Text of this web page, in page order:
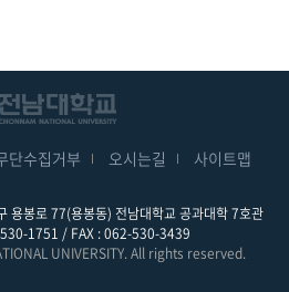
단수집거부 오시는길 사이트맵
용봉로 77(용봉동) 전남대학교 공과대학 7호관
1751 / FAX : 062-530-3439
UNIVERSITY. All rights reserved.